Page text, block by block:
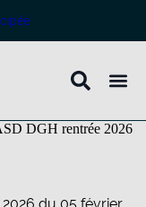
DGH rentrée 2026